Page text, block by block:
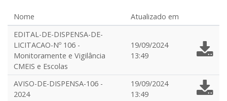
Nome
Atualizado em
EDITAL-DE-DISPENSA-DE-
LICITACAO-Nº 106 -
Monitoramente e Vigilância
CMEIS e Escolas
19/09/2024
13:49
AVISO-DE-DISPENSA-106 -
2024
19/09/2024
13:49